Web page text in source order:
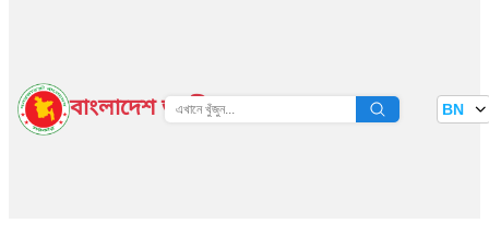
বাংলাদেশ জাতীয় তথ্য বাতায়ন BN